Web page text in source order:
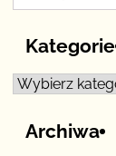
Kategorie
Kategorie
Archiwa